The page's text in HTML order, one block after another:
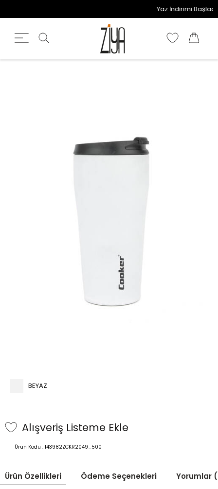
Yaz İndirimi Başladı!
BEYAZ
Alışveriş Listeme Ekle
Ürün Kodu : 143982ZCKR2049_500
Ürün Özellikleri Ödeme Seçenekleri Yorumlar